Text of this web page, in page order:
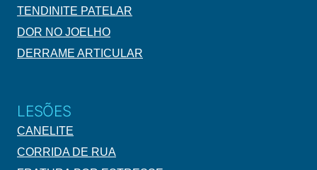
TENDINITE PATELAR
DOR NO JOELHO
DERRAME ARTICULAR
LESÕES
CANELITE
CORRIDA DE RUA